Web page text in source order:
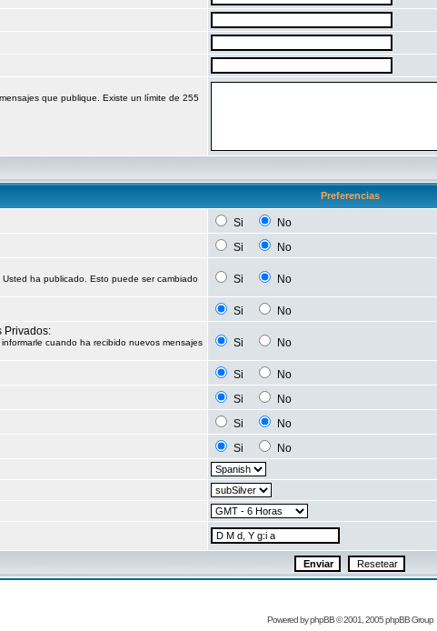
que publique. Existe un límite de 255
Preferencias
Si
No
Si
No
ha publicado. Esto puede ser cambiado
Si No
Si
No
Privados:
cuando ha recibido nuevos mensajes
Si No
Si
No
Si
No
Si
No
Si
No
Powered byphpBB© 2001, 2005 phpBB Group